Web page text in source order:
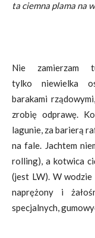
ta ciemna plama na
Nie
tylko niewielka
barakami
zrobię odprawę.
lagunie, za barierą
na fale. Jachtem
rolling), a kotwica
(jest LW). W wodzie
naprężony i
specjalnych,